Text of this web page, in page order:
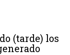
(tarde) los